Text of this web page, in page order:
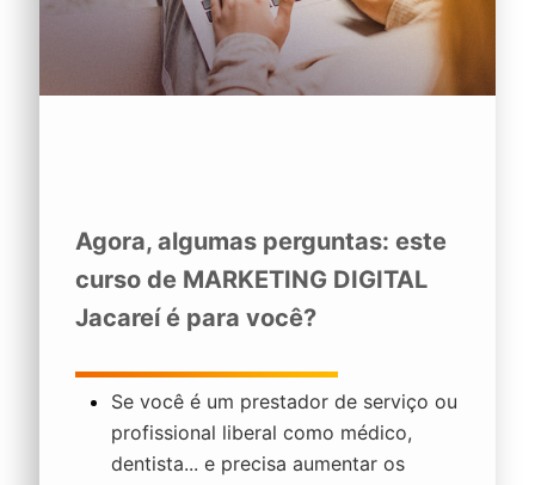
Agora, algumas perguntas: este
curso de MARKETING DIGITAL
Jacareíé para você?
Se você é um prestador de serviço ou
profissional liberal como médico,
dentista... e precisa aumentar os